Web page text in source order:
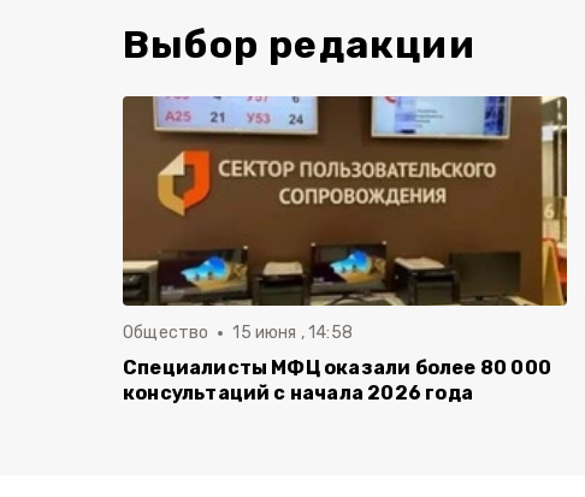
Выбор редакции
Общество 15 июня , 14:58
Специалисты МФЦ оказали более 80 000
консультаций с начала 2026 года